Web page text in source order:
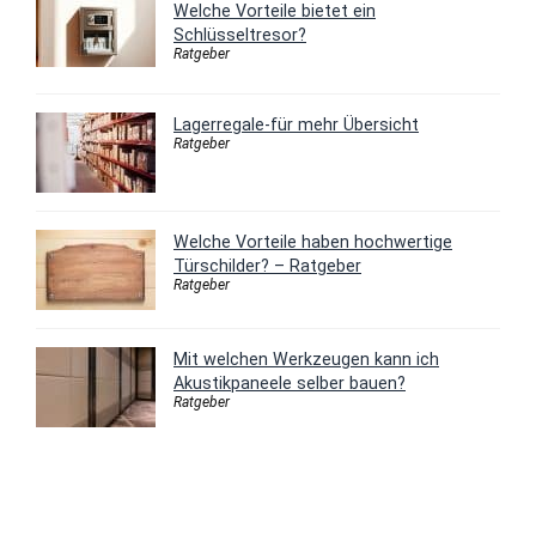
Welche Vorteile bietet ein
Schlüsseltresor?
Ratgeber
Lagerregale-für mehr Übersicht
Ratgeber
Welche Vorteile haben hochwertige
Türschilder? – Ratgeber
Ratgeber
Mit welchen Werkzeugen kann ich
Akustikpaneele selber bauen?
Ratgeber